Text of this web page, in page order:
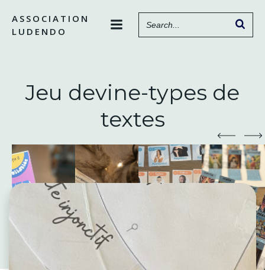
contenu
ASSOCIATION
LUDENDO
Jeu devine-types de
textes